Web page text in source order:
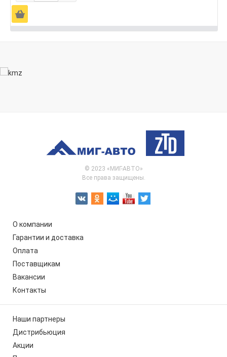
Ä
© 2023 «МИГ-АВТО»
Все права защищены.
О компании
Гарантии и доставка
Оплата
Поставщикам
Вакансии
Контакты
Наши партнеры
Дистрибьюция
Акции